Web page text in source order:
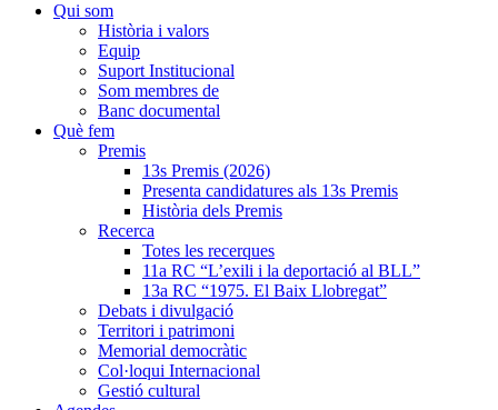
Qui som
Història i valors
Equip
Suport Institucional
Som membres de
Banc documental
Què fem
Premis
13s Premis (2026)
Presenta candidatures als 13s Premis
Història dels Premis
Recerca
Totes les recerques
11a RC “L’exili i la deportació al BLL”
13a RC “1975. El Baix Llobregat”
Debats i divulgació
Territori i patrimoni
Memorial democràtic
Col·loqui Internacional
Gestió cultural